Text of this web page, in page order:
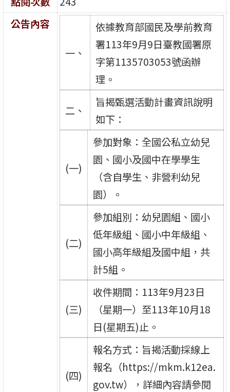
公告內容
一、
依據教育部國民及學前教育
署113年9月9日臺教國署原
字第1135703053號函辦
理。
二、
旨揭甄選活動計畫資訊說明
如下：
(一)
參加對象：全國公私立幼兒
園、國小及國中在學學生
（含自學生、非營利幼兒
園）。
(二)
參加組別：幼兒園組、國小
低年級組、國小中年級組、
國小高年級組及國中組，共
計5組。
(三)
收件期間：113年9月23日
（星期一）至113年10月18
日(星期五)止。
(四)
報名方式：旨揭活動採線上
報名（https://mkm.k12ea.
gov.tw），詳細內容請參閱